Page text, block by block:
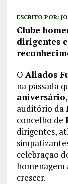
ESCRITO POR:
Clube
dirigentes
O Aliados
na passada
aniversário
auditório da
concelho de
dirigentes,
celebração
homenagem
crescer.